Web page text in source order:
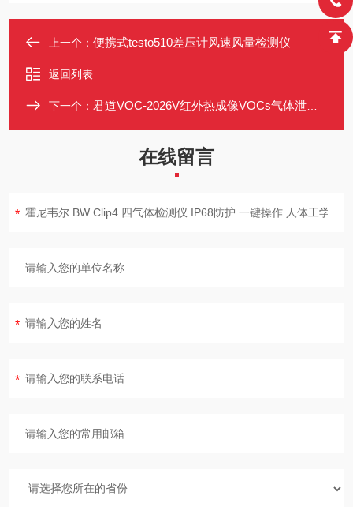
上一个： 便携式testo510差压计风速风量检测仪
返回列表
下一个： 君道VOC-2026V红外热成像VOCs气体泄漏检测仪
在线留言